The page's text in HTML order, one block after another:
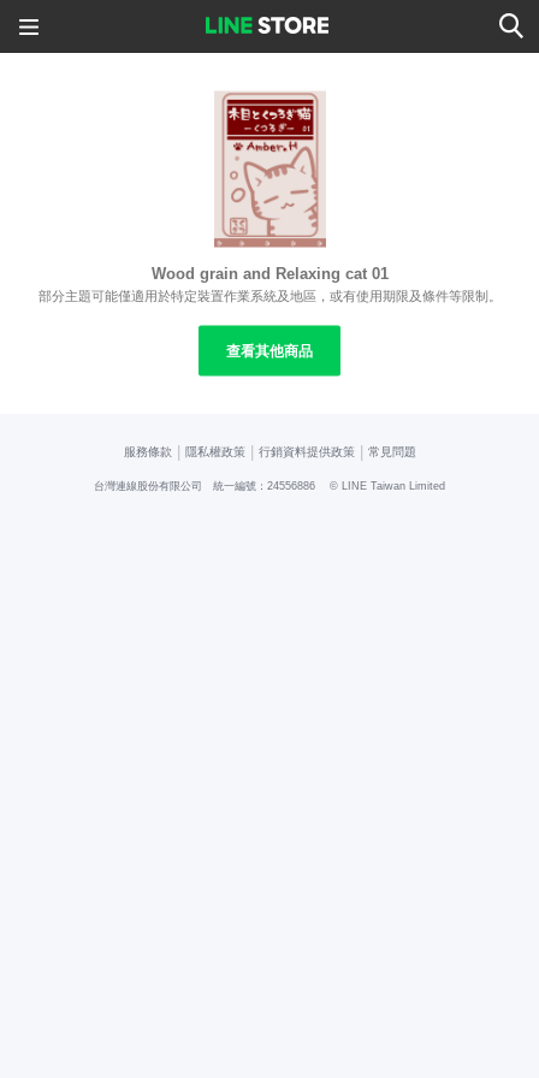
Wood grain and Relaxing cat 01
部分主題可能僅適用於特定裝置作業系統及地區，或有使用期限及條件等限制。
查看其他商品
服務條款 隱私權政策 行銷資料提供政策 常見問題
台灣連線股份有限公司 統一編號：24556886 © LINE Taiwan Limited